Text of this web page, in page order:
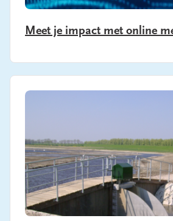
Meet je impact met online
Banner image